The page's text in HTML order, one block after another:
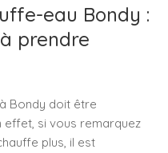
eau Bondy :
prendre
Bondy doit être
effet, si vous remarquez
plus, il est